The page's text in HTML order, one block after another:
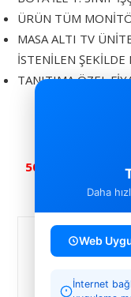
ÜRÜN TÜM
MASA ALTI TV
İSTENİLEN
TANITIMA ÖZEL
50 ADET ÜZERİ
Daha
Web
İnternet